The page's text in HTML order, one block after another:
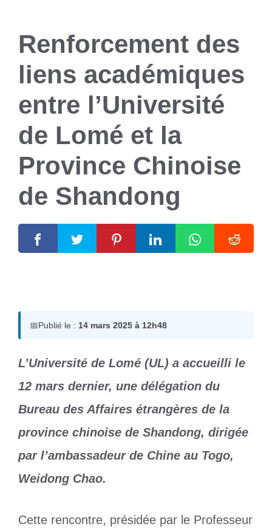
Renforcement des
liens académiques
entre l’Université
de Lomé et la
Province Chinoise
de Shandong
📅Publié le : 14 mars 2025 à 12h48
L’Université de Lomé (UL) a accueilli le
12 mars dernier, une délégation du
Bureau des Affaires étrangères de la
province chinoise de Shandong, dirigée
par l’ambassadeur de Chine au Togo,
Weidong Chao.
Cette rencontre, présidée par le Professeur